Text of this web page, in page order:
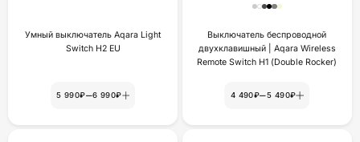
Умный выключатель Aqara Light
Switch H2 EU
5 990₽–6 990₽
Выключатель беспроводной
двухклавишный | Aqara Wireless
Remote Switch H1 (Double Rocker)
4 490₽–5 490₽